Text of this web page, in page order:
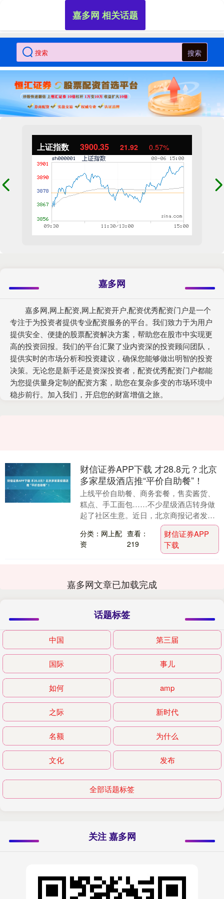
搜索
上证指数 3900.35 21.92 0.57%
嘉多网
嘉多网,网上配资,网上配资开户,配资优秀配资门户是一个
专注于为投资者提供专业配资服务的平台。我们致力于为用户
提供安全、便捷的股票配资解决方案，帮助您在股市中实现更
高的投资回报。我们的平台汇聚了业内资深的投资顾问团队，
提供实时的市场分析和投资建议，确保您能够做出明智的投资
决策。无论您是新手还是资深投资者，配资优秀配资门户都能
为您提供量身定制的配资方案，助您在复杂多变的市场环境中
稳步前行。加入我们，开启您的财富增值之旅。
嘉多网 相关话题
财信证券APP下载 才28.8元？北京
多家星级酒店推“平价自助餐”！
上线平价自助餐、商务套餐，售卖酱货、
糕点、手工面包……不少星级酒店转身做
起了社区生意。近日，北京商报记者发
现，包括北京建国饭店、北京皇家格兰云
天大酒店等在内的多....
分类：网上配
资
查看：
219
财信证券APP
下载
嘉多网文章已加载完成
话题标签
中国 第三届
国际 事儿
如何 amp
之际 新时代
名额 为什么
文化 发布
全部话题标签
关注 嘉多网